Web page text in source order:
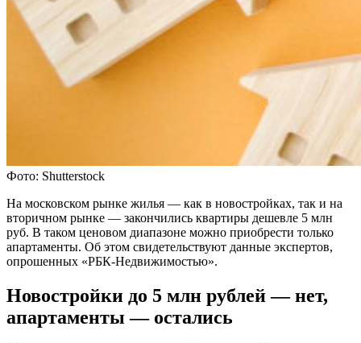
Фото: Shutterstock
На московском рынке жилья — как в новостройках, так и на
вторичном рынке — закончились квартиры дешевле 5 млн
руб. В таком ценовом диапазоне можно приобрести только
апартаменты. Об этом свидетельствуют данные экспертов,
опрошенных «РБК-Недвижимостью».
Новостройки до 5 млн рублей — нет,
апартаменты — остались